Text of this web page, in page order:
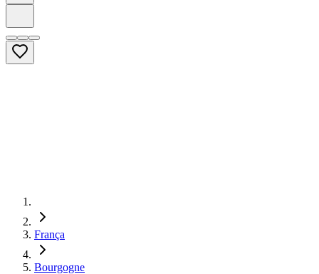
França
Bourgogne